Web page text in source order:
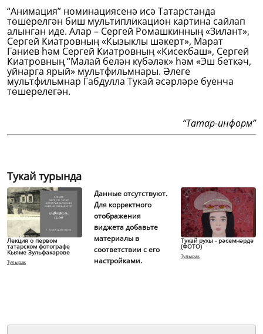
“Анимация” номинациясенә исә Татарстанда
төшерелгән биш мультипликацион картина сайлап
алынган иде. Алар – Сергей Ромашкинның «Зилант»,
Сергей Киатровның «Кызыклы шәкерт», Марат
Ганиев һәм Сергей Киатровның «Кисекбаш», Сергей
Киатровның “Малай белән күбәләк» һәм «Эш беткәч,
уйнарга ярый» мультфильмнары. Әлеге
мультфильмнар Габдулла Тукай әсәрләре буенча
төшерелегән.
“Татар-информ”
Тукай турында
Лекция о первом
татарском фотографе
Кыяме Зульфакарове
Тулырак
Данные отсутствуют.
Для корректного
отображения
виджета добавьте
материалы в
соответствии с его
настройками.
Тукай рухы - рәсемнәрдә
(ФОТО)
Тулырак